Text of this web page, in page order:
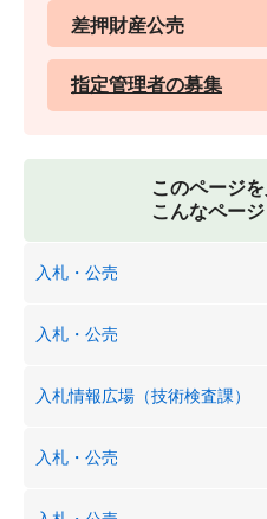
差押財産公売
指定管理者の募集
このページ
こんなペー
入札・公売
入札・公売
入札情報広場（技術検査課）
入札・公売